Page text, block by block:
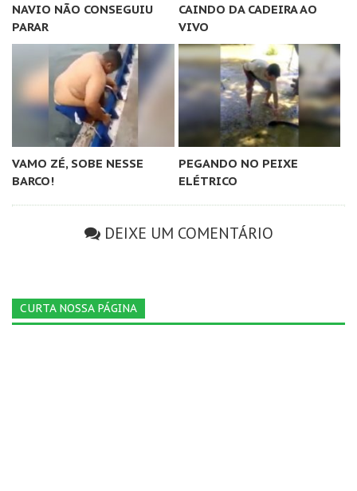
NAVIO NÃO CONSEGUIU
PARAR
CAINDO DA CADEIRA AO
VIVO
VAMO ZÉ, SOBE NESSE
BARCO!
PEGANDO NO PEIXE
ELÉTRICO
DEIXE UM COMENTÁRIO
CURTA NOSSA PÁGINA